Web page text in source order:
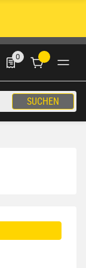
SUCHEN
0
0 Produkte in der